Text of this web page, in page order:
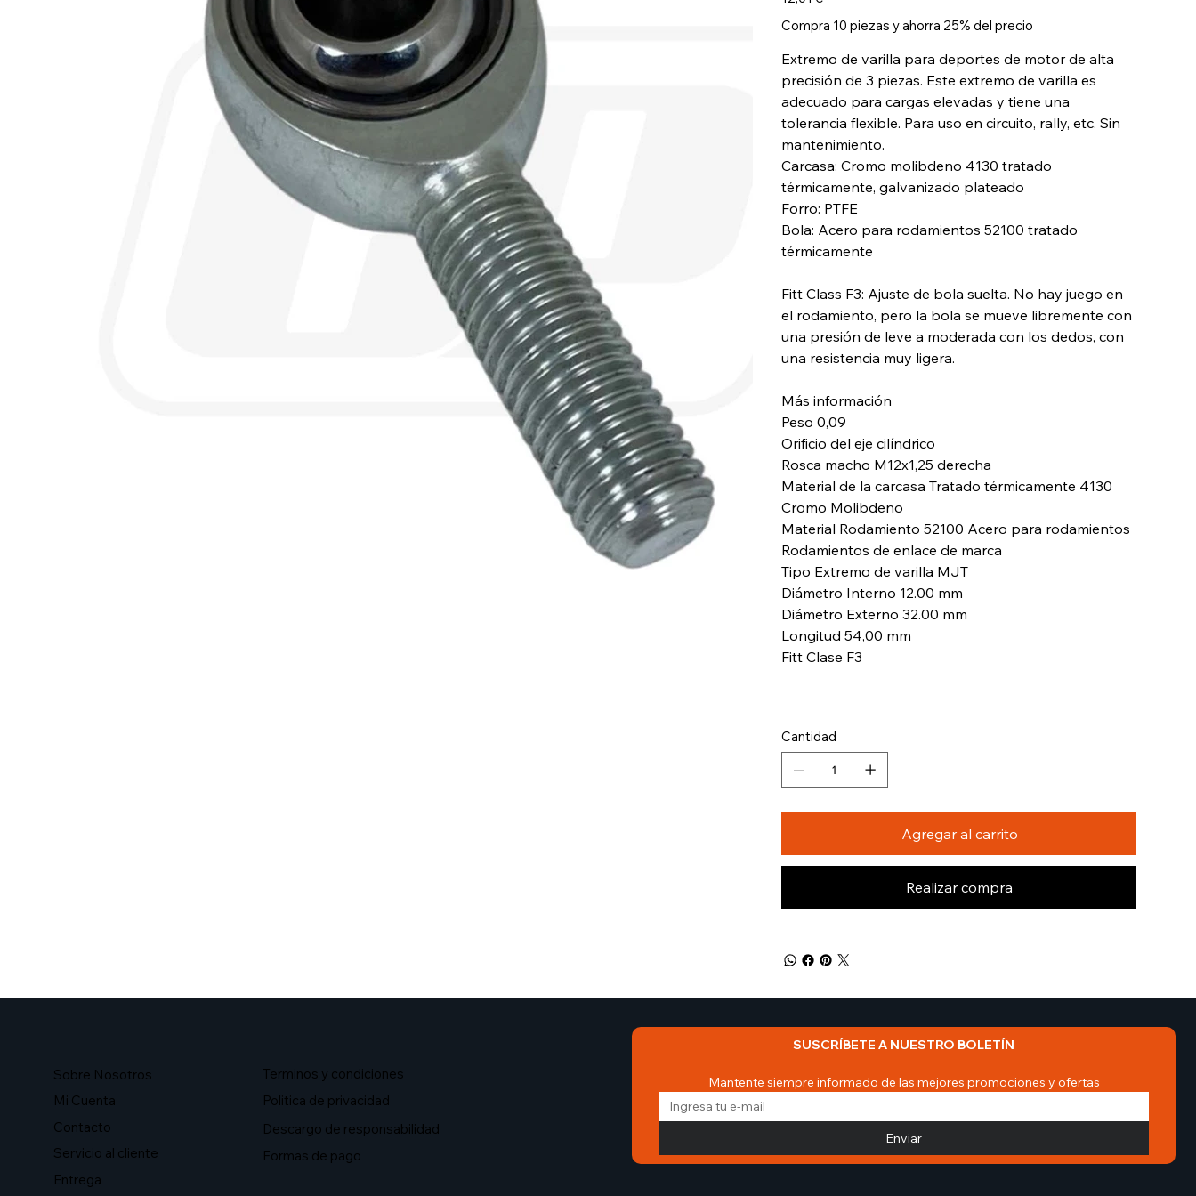
Compra 10 piezas y ahorra 25% del precio
Extremo de varilla para deportes de motor de alta
precisión de 3 piezas. Este extremo de varilla es
adecuado para cargas elevadas y tiene una
tolerancia flexible. Para uso en circuito, rally, etc. Sin
mantenimiento.
Carcasa: Cromo molibdeno 4130 tratado
térmicamente, galvanizado plateado
Forro: PTFE
Bola: Acero para rodamientos 52100 tratado
térmicamente
Fitt Class F3: Ajuste de bola suelta. No hay juego en
el rodamiento, pero la bola se mueve libremente con
una presión de leve a moderada con los dedos, con
una resistencia muy ligera.
Más información
Peso 0,09
Orificio del eje cilíndrico
Rosca macho M12x1,25 derecha
Material de la carcasa Tratado térmicamente 4130
Cromo Molibdeno
Material Rodamiento 52100 Acero para rodamientos
Rodamientos de enlace de marca
Tipo Extremo de varilla MJT
Diámetro Interno 12.00 mm
Diámetro Externo 32.00 mm
Longitud 54,00 mm
Fitt Clase F3
Cantidad
Agregar al carrito
Realizar compra
Sobre Nosotros​
Mi Cuenta
Contacto
Servicio al cliente
Entrega
Terminos y condiciones
Politica de privacidad
Descargo de responsabilidad
Formas de pago
SUSCRÍBETE A NUESTRO BOLETÍN
Mantente siempre informado de las mejores promociones y ofertas
Enviar